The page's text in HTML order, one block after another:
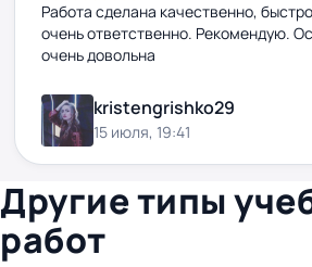
Работа сделана качественно,
очень ответственно. Рекомендую.
очень довольна
kristengrishko29
15 июля, 19:41
Другие типы
работ